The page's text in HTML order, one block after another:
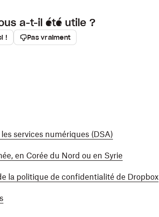
a-t-il été utile ?
! Pas vraiment
services numériques (DSA)
en Corée du Nord ou en Syrie
la politique de confidentialité de Dropbox